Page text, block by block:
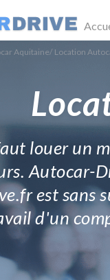
Aquitaine/ Location
louer un
Autocar-
est sans
d'un